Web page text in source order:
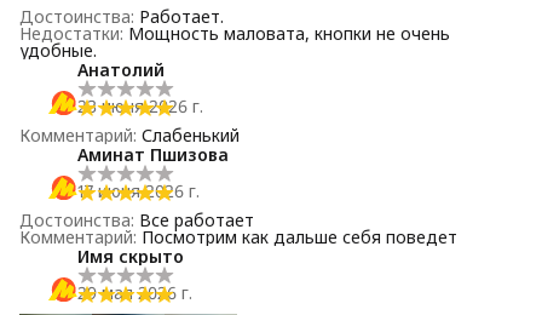
Достоинства: Работает.
Недостатки: Мощность маловата, кнопки не очень
удобные.
Анатолий
23 июня 2026 г.
Комментарий: Слабенький
Аминат Пшизова
17 июня 2026 г.
Достоинства: Все работает
Комментарий: Посмотрим как дальше себя поведет
Имя скрыто
29 мая 2026 г.